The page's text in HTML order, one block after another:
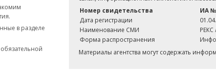
в разделе
Номер свидетельства
ИА №
Дата регистрации
Наименование СМИ
РЕКС
Форма распространения
Материалы агентства могут содержать